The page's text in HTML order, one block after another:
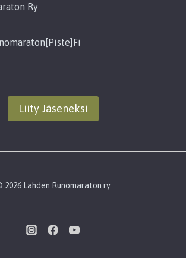
Ry
Liity Jäseneksi
2026 Lahden Runomaraton ry